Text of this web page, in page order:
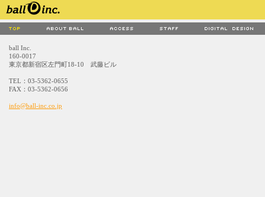
ball Inc.
160-0017
東京都新宿区左門町18-10 武藤ビル
TEL：03-5362-0655
FAX：03-5362-0656
info@ball-inc.co.jp